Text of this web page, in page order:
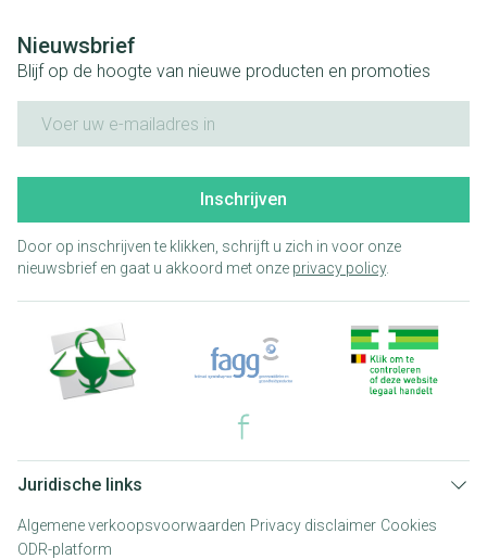
Nieuwsbrief
Blijf op de hoogte van nieuwe producten en promoties
Inschrijven
Door op inschrijven te klikken, schrijft u zich in voor onze
nieuwsbrief en gaat u akkoord met onze privacy policy.
Juridische links
Algemene verkoopsvoorwaarden Privacy disclaimer Cookies
ODR-platform